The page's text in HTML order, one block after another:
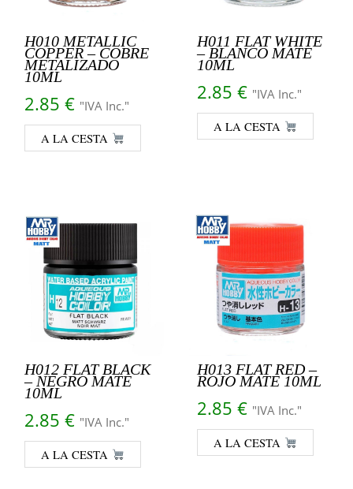
H010 METALLIC
COPPER – COBRE
METALIZADO
10ML
2.85 € "IVA Inc."
A LA CESTA
H011 FLAT WHITE
– BLANCO MATE
10ML
2.85 € "IVA Inc."
A LA CESTA
H012 FLAT BLACK
– NEGRO MATE
10ML
2.85 € "IVA Inc."
A LA CESTA
H013 FLAT RED –
ROJO MATE 10ML
2.85 € "IVA Inc."
A LA CESTA